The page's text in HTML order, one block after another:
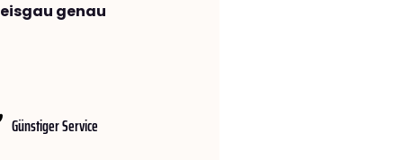
genau
Günstiger Service